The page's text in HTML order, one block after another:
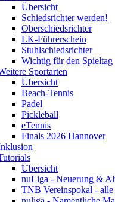
Übersicht
Schiedsrichter werden!
Oberschiedsrichter
LK-Führerschein
Stuhlschiedsrichter
Wichtig für den Spieltag
Sportarten
Übersicht
Beach-Tennis
Padel
Pickleball
eTennis
Finals 2026 Hannover
Übersicht
nuLiga - Neuerung &
TNB Vereinspokal -